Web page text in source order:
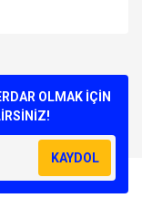
OLMAK İÇİN
KAYDOL